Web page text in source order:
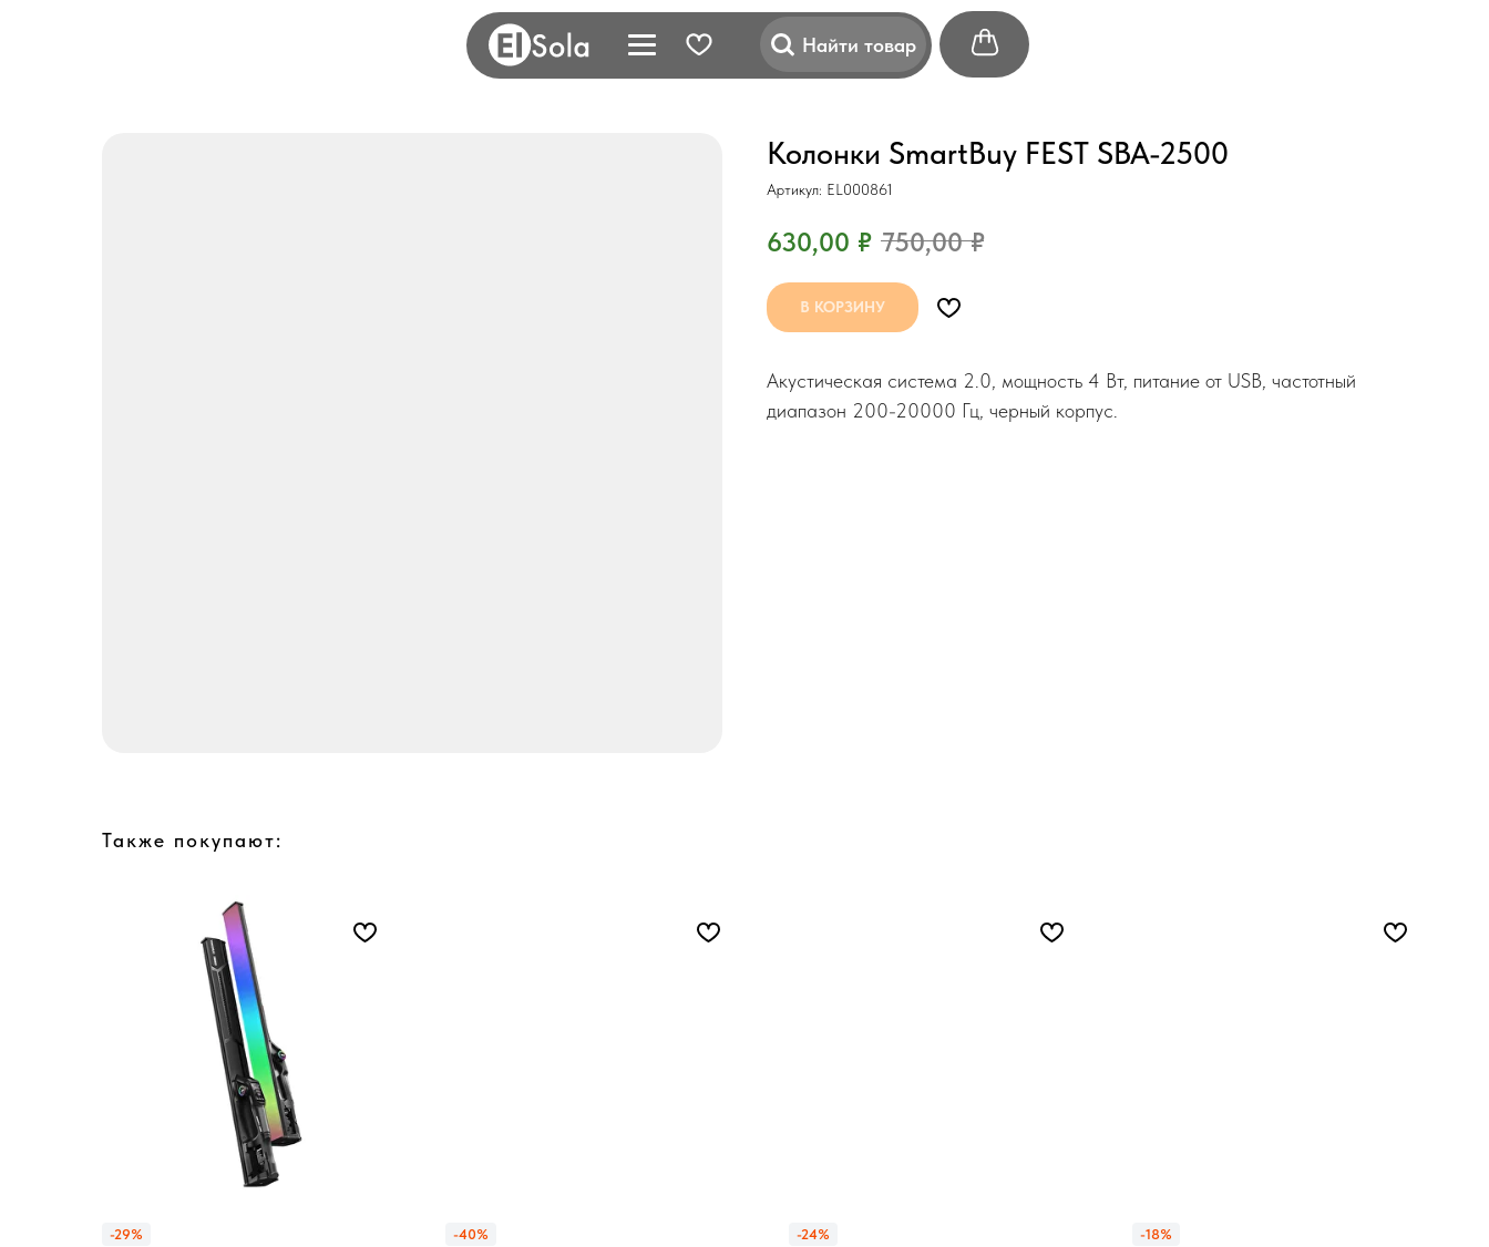
Найти товар
Колонки SmartBuy FEST SBA-2500
Артикул: EL000861
630,00 ₽ 750,00 ₽
В КОРЗИНУ
Акустическая система 2.0, мощность 4 Вт, питание от USB, частотный
диапазон 200-20000 Гц, черный корпус.
Также покупают:
-29% -40% -24% -18%